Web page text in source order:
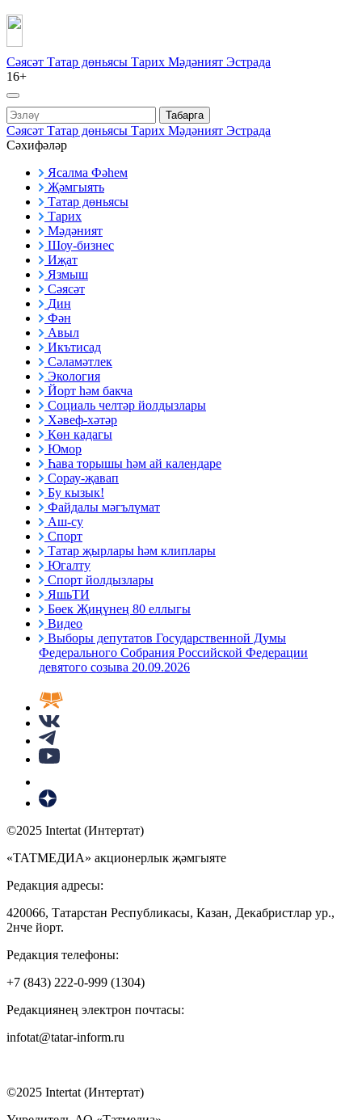
Сәясәт Татар дөньясы Тарих Мәдәният Эстрада
16+
Табарга
Сәясәт Татар дөньясы Тарих Мәдәният Эстрада
Сәхифәләр
Ясалма Фәһем
Җәмгыять
Татар дөньясы
Тарих
Мәдәният
Шоу-бизнес
Иҗат
Язмыш
Сәясәт
Дин
Фән
Авыл
Икътисад
Сәламәтлек
Экология
Йорт һәм бакча
Социаль челтәр йолдызлары
Хәвеф-хәтәр
Көн кадагы
Юмор
Һава торышы һәм ай календаре
Сорау-җавап
Бу кызык!
Файдалы мәгълүмат
Аш-су
Спорт
Татар җырлары һәм клиплары
Югалту
Спорт йолдызлары
ЯшьТИ
Бөек Җиңүнең 80 еллыгы
Видео
Выборы депутатов Государственной Думы
Федерального Собрания Российской Федерации
девятого созыва 20.09.2026
©2025 Intertat (Интертат)
«ТАТМЕДИА» акционерлык җәмгыяте
Редакция адресы:
420066, Татарстан Республикасы, Казан, Декабристлар ур.,
2нче йорт.
Редакция телефоны:
+7 (843) 222-0-999 (1304)
Редакциянең электрон почтасы:
infotat@tatar-inform.ru
©2025 Intertat (Интертат)